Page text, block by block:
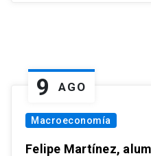
9 AGO
Macroeconomía
Felipe Martínez,